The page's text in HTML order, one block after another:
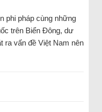
phi pháp cùng những
trên Biển Đông, dư
ra vấn đề Việt Nam nên